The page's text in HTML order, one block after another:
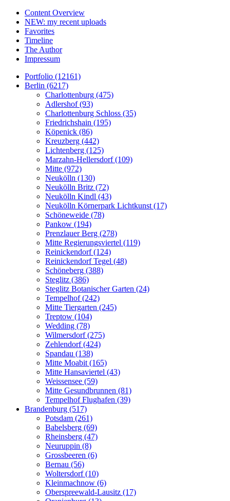
Content Overview
NEW: my recent uploads
Favorites
Timeline
The Author
Impressum
Portfolio (12161)
Berlin (6217)
Charlottenburg (475)
Adlershof (93)
Charlottenburg Schloss (35)
Friedrichshain (195)
Köpenick (86)
Kreuzberg (442)
Lichtenberg (125)
Marzahn-Hellersdorf (109)
Mitte (972)
Neukölln (130)
Neukölln Britz (72)
Neukölln Kindl (43)
Neukölln Körnerpark Lichtkunst (17)
Schöneweide (78)
Pankow (194)
Prenzlauer Berg (278)
Mitte Regierungsviertel (119)
Reinickendorf (124)
Reinickendorf Tegel (48)
Schöneberg (388)
Steglitz (386)
Steglitz Botanischer Garten (24)
Tempelhof (242)
Mitte Tiergarten (245)
Treptow (104)
Wedding (78)
Wilmersdorf (275)
Zehlendorf (424)
Spandau (138)
Mitte Moabit (165)
Mitte Hansaviertel (43)
Weissensee (59)
Mitte Gesundbrunnen (81)
Tempelhof Flughafen (39)
Brandenburg (517)
Potsdam (261)
Babelsberg (69)
Rheinsberg (47)
Neuruppin (8)
Grossbeeren (6)
Bernau (56)
Woltersdorf (10)
Kleinmachnow (6)
Oberspreewald-Lausitz (17)